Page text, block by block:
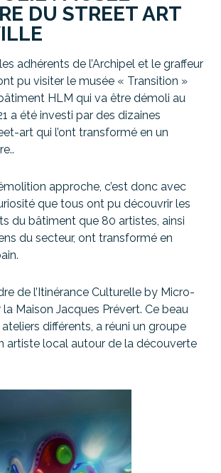
DU STREET ART
adhérents de l’Archipel et le graffeur
pu visiter le musée « Transition »
HLM qui va être démoli au
a été investi par des dizaines
art qui l’ont transformé en un
approche, c’est donc avec
que tous ont pu découvrir les
du bâtiment que 80 artistes, ainsi
du secteur, ont transformé en
de l’Itinérance Culturelle by Micro-
Maison Jacques Prévert. Ce beau
différents, a réuni un groupe
artiste local autour de la découverte